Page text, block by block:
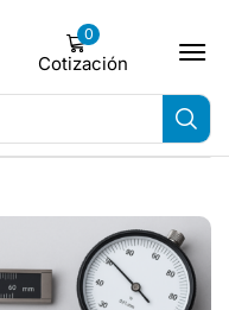
0
Cotización